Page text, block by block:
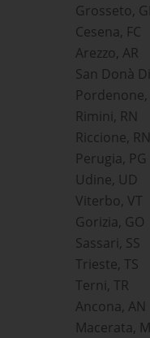
Grosseto,
Cesena, FC
Arezzo, AR
San Donà
Pordenone,
Rimini, RN
Riccione, RN
Perugia, PG
Udine, UD
Viterbo, VT
Gorizia, GO
Sassari, SS
Trieste, TS
Terni, TR
Ancona, AN
Macerata,